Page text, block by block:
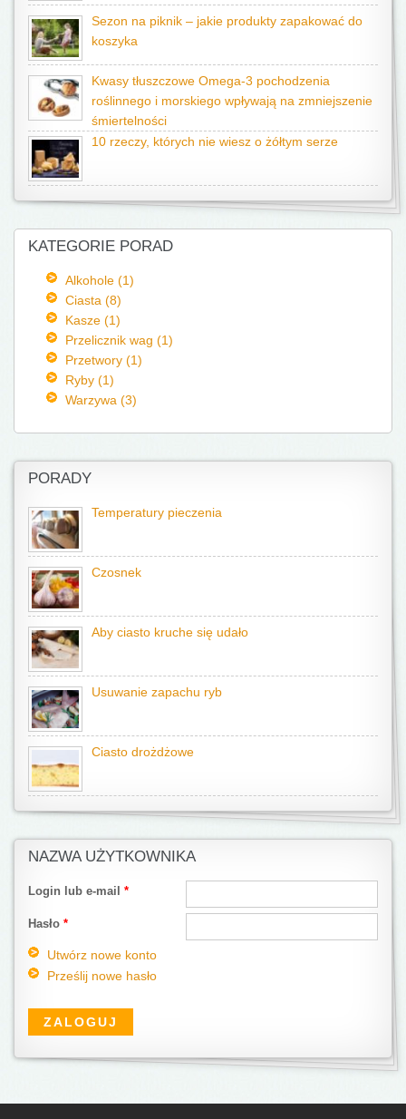
Sezon na piknik – jakie produkty zapakować do
koszyka
Kwasy tłuszczowe Omega-3 pochodzenia
roślinnego i morskiego wpływają na zmniejszenie
śmiertelności
10 rzeczy, których nie wiesz o żółtym serze
KATEGORIE PORAD
Alkohole (1)
Ciasta (8)
Kasze (1)
Przelicznik wag (1)
Przetwory (1)
Ryby (1)
Warzywa (3)
PORADY
Temperatury pieczenia
Czosnek
Aby ciasto kruche się udało
Usuwanie zapachu ryb
Ciasto drożdżowe
NAZWA UŻYTKOWNIKA
Login lub e-mail *
Hasło *
Utwórz nowe konto
Prześlij nowe hasło